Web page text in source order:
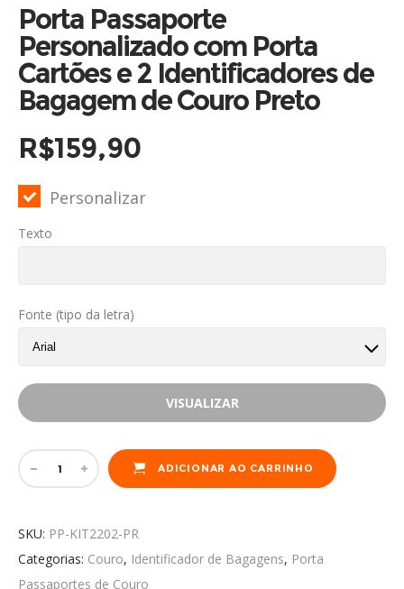
Porta Passaporte
Personalizado com Porta
Cartões e 2 Identificadores de
Bagagem de Couro Preto
R$159,90
Personalizar
Texto
Fonte (tipo da letra)
VISUALIZAR
ADICIONAR AO CARRINHO
SKU: PP-KIT2202-PR
Categorias: Couro, Identificador de Bagagens, Porta
Passaportes de Couro